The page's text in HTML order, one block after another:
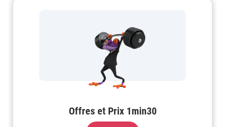
Offres et Prix 1min30